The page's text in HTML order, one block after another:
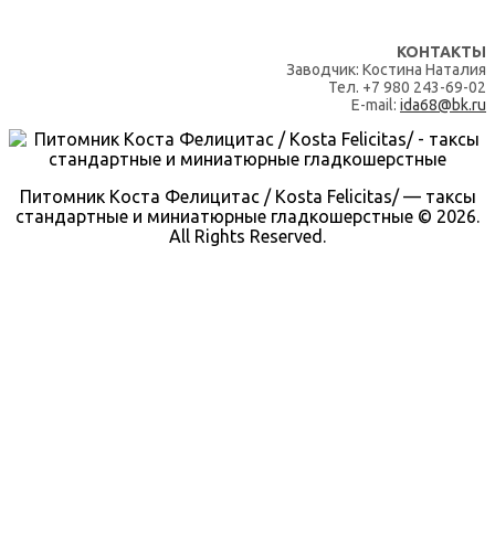
КОНТАКТЫ
Заводчик: Костина Наталия
Тел. +7 980 243-69-02
E-mail: ida68@bk.ru
Питомник Коста Фелицитас / Kosta Felicitas/ — таксы
стандартные и миниатюрные гладкошерстные © 2026.
All Rights Reserved.